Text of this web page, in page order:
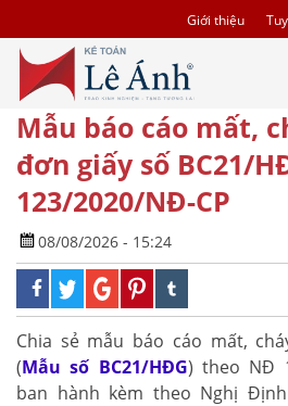
Giới thiệu
Mẫu báo cáo mất,
đơn giấy số BC21/
123/2020/NĐ-CP
08/08/2026 - 15:24
Chia sẻ mẫu báo cáo mất,
(Mẫu số BC21/HĐG) theo NĐ
ban hành kèm theo Nghị Định